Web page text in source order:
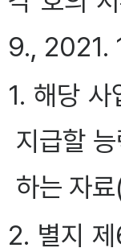
9., 2021.
1. 해당 사
지급할
하는 자
2. 별지